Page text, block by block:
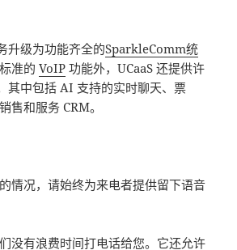
升级为功能齐全的SparkleComm统
准的VoIP 功能外，UCaaS 还提供许
其中包括 AI 支持的实时聊天、票
售和服务 CRM。
情况，请始终为来电者提供留下语音
没有浪费时间打电话给您。它还允许